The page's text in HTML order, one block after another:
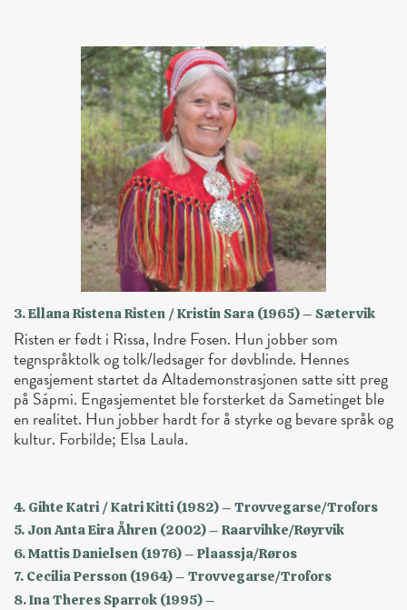
3. Ellana Ristena Risten / Kristin Sara (1965) – Sætervik
Risten er født i Rissa, Indre Fosen. Hun jobber som
tegnspråktolk og tolk/ledsager for døvblinde. Hennes
engasjement startet da Altademonstrasjonen satte sitt preg
på Sápmi. Engasjementet ble forsterket da Sametinget ble
en realitet. Hun jobber hardt for å styrke og bevare språk og
kultur. Forbilde; Elsa Laula.
4. Gihte Katri / Katri Kitti (1982) – Trovvegarse/Trofors
5. Jon Anta Eira Åhren (2002) – Raarvihke/Røyrvik
6. Mattis Danielsen (1976) – Plaassja/Røros
7. Cecilia Persson (1964) – Trovvegarse/Trofors
8. Ina Theres Sparrok (1995) –